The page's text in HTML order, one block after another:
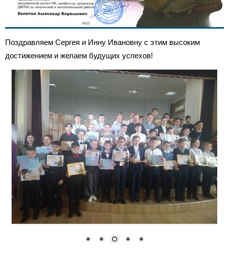
Поздравляем Сергея и Инну Ивановну с этим высоким
достижением и желаем будущих успехов!